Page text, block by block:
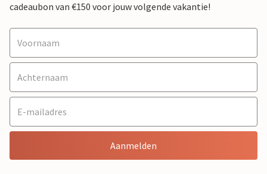
cadeaubon van €150 voor jouw volgende vakantie!
Aanmelden